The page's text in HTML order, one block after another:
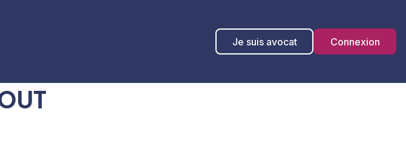
Je suis avocat Connexion